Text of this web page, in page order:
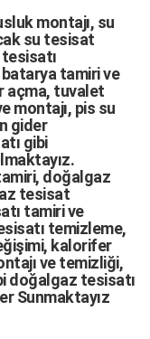
montajı, su
su tesisat
batarya tamirive
açma, tuvalet
montajı, pis su
gider
gibi
doğalgaz
tesisat
tamiri ve
temizleme,
kalorifer
ve temizliği,
d oğalgaz tesisatı
Sunmaktayız